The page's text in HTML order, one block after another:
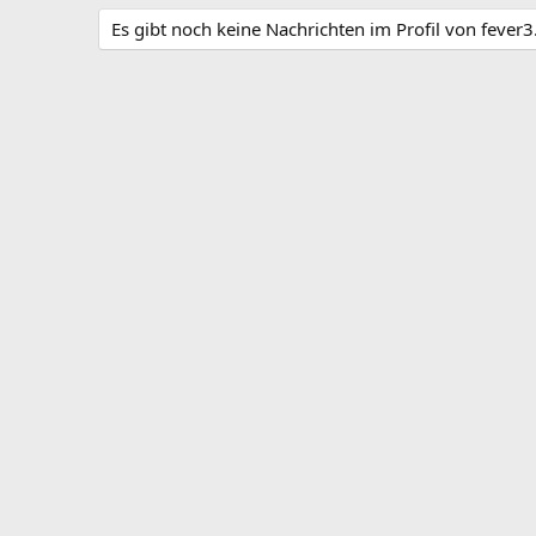
Es gibt noch keine Nachrichten im Profil von